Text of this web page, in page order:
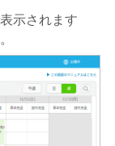
示されます